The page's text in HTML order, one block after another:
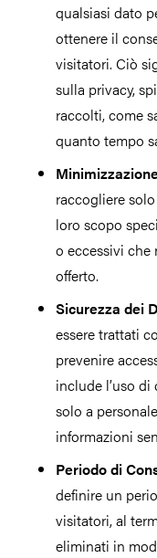
qualsiasi dato
ottenere il
visitatori. Ciò
sulla privacy,
raccolti, come
quanto tempo
raccogliere
loro scopo
o eccessivi che
offerto.
Sicurezza dei
essere trattati
prevenire
include l’uso di
solo a
informazioni
Periodo di
definire un
visitatori, al
eliminati in